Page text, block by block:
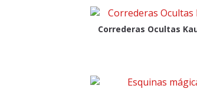
Correderas Ocultas